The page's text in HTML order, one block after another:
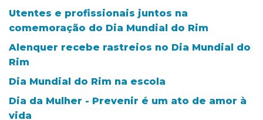
Utentes e profissionais juntos na
comemoração do Dia Mundial do Rim
Alenquer recebe rastreios no Dia Mundial do
Rim
Dia Mundial do Rim na escola
Dia da Mulher - Prevenir é um ato de amor à
vida